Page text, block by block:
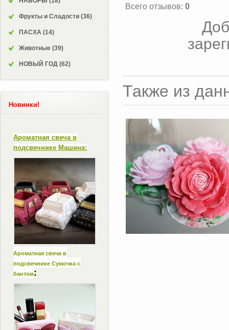
Всего отзывов: 0
Также из
Фрукты и Сладости (36)
ПАСХА (14)
Животные (39)
НОВЫЙ ГОД (62)
Новинки!
Ароматная свеча в
подсвечнике Машина:
Ароматная свеча в
подсвечнике Сумочка с
бантом: